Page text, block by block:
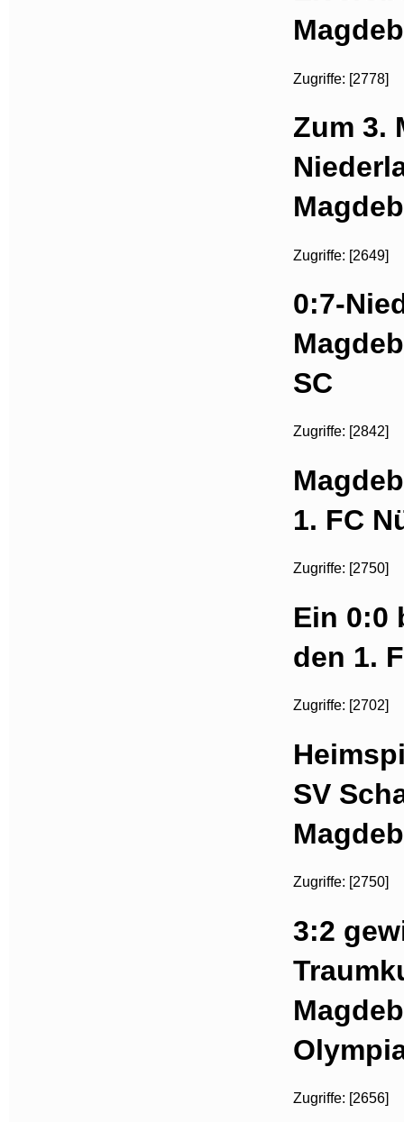
Zugriffe: [2778]
Zum 3.
Zugriffe: [2649]
0:7-
SC
Zugriffe: [2842]
1. FC
Zugriffe: [2750]
Ein 0:0
den 1.
Zugriffe: [2702]
SV
Zugriffe: [2750]
3:2
Zugriffe: [2656]